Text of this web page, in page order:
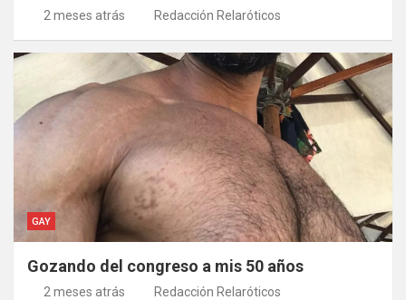
2 meses atrás Redacción Relaróticos
GAY
Gozando del congreso a mis 50 años
2 meses atrás Redacción Relaróticos